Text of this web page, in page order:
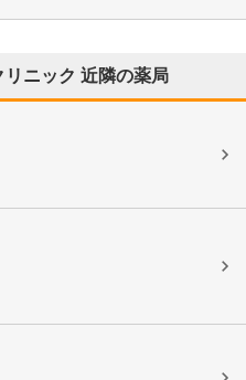
リニック 近隣の薬局